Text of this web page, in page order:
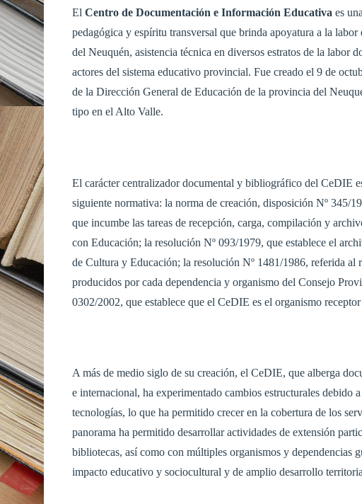
El Centro de Documentación e Información Educativa es
pedagógica y espíritu transversal que brinda apoyatura a la
del Neuquén, asistencia técnica en diversos estratos de la labor
actores del sistema educativo provincial. Fue creado el 9 de
de la Dirección General de Educación de la provincia del
tipo en el Alto Valle.
El carácter centralizador documental y bibliográfico del CeDIE
siguiente normativa: la norma de creación, disposición Nº 345/
que incumbe las tareas de recepción, carga, compilación y
con Educación; la resolución Nº 093/1979, que establece el
de Cultura y Educación; la resolución Nº 1481/1986, referida al
producidos por cada dependencia y organismo del Consejo
0302/2002, que establece que el CeDIE es el organismo
A más de medio siglo de su creación, el CeDIE, que alberga
e internacional, ha experimentado cambios estructurales debido
tecnologías, lo que ha permitido crecer en la cobertura de los
panorama ha permitido desarrollar actividades de extensión
bibliotecas, así como con múltiples organismos y dependencias
impacto educativo y sociocultural y de amplio desarrollo